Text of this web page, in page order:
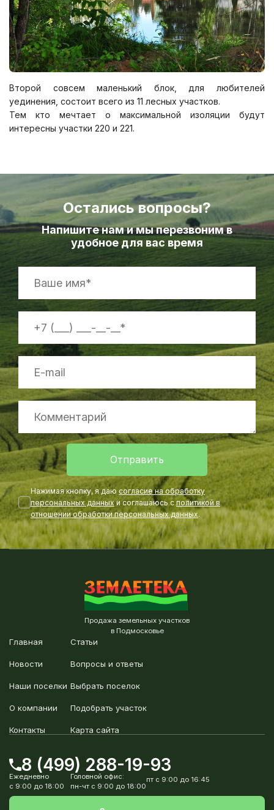
Второй совсем маленький блок, для любителей
уединения, состоит всего из 11 лесных участков.
Тем кто мечтает о максимальной изоляции будут
интересны участки 220 и 221.
Остались вопросы?
Напишите нам и мы перезвоним в
удобное для вас время
Отправить
Нажимая кнопку, я даю согласие на обработку
персональных данныхи соглашаюсь с политикой в
отношении обработки персональных данных.
Продажа земельных участков
в Подмосковье
Главная
Новости
Наши поселки
О компании
Контакты
Статьи
Вопросы и ответы
Выбрать поселок
Подобрать участок
Карта сайта
8 (499) 288-19-93
Ежедневно
с 9:00 до 18:00
Головной офис:
пн-чт с 9:00 до 18:00
пт с 9:00 до 16:45